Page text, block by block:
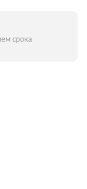
срока